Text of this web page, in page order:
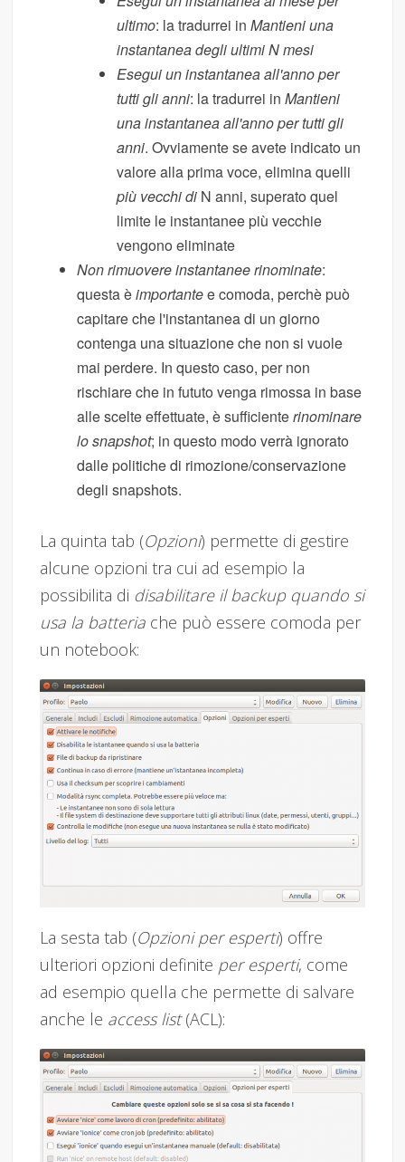
ultimo: la tradurrei inMantieni una
instantanea degli ultimi N mesi
Esegui un instantanea all'anno per
tutti gli anni: la tradurrei inMantieni
una instantanea all'anno per tutti gli
anni. Ovviamente se avete indicato un
valore alla prima voce, elimina quelli
più vecchi di N anni, superato quel
limite le instantanee più vecchie
vengono eliminate
Non rimuovere instantanee rinominate:
questa èimportantee comoda, perchè può
capitare che l'instantanea di un giorno
contenga una situazione che non si vuole
mai perdere. In questo caso, per non
rischiare che in fututo venga rimossa in base
alle scelte effettuate, è sufficienterinominare
lo snapshot; in questo modo verrà ignorato
dalle politiche di rimozione/conservazione
degli snapshots.
La quinta tab (Opzioni) permette di gestire
alcune opzioni tra cui ad esempio la
possibilita di disabilitare il backup quando si
usa la batteria che può essere comoda per
un notebook:
La sesta tab (Opzioni per esperti) offre
ulteriori opzioni definite per esperti, come
ad esempio quella che permette di salvare
anche le access list(ACL):